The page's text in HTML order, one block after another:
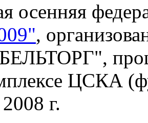
осенняя
,
ЦСКА
г.